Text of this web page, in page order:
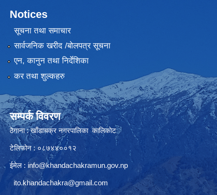
Notices
सूचना तथा समाचार
सार्वजनिक खरीद /बोलपत्र सूचना
एन, कानुन तथा निर्देशिका
कर तथा शुल्कहरु
सम्पर्क विवरण
ठेगाना : खाँडाचक्र नगरपालिका कालिकाेट
टेलिफोन : ०८७४४००१२
ईमेल : info@khandachakramun.gov.np
ito.khandachakra@gmail.com